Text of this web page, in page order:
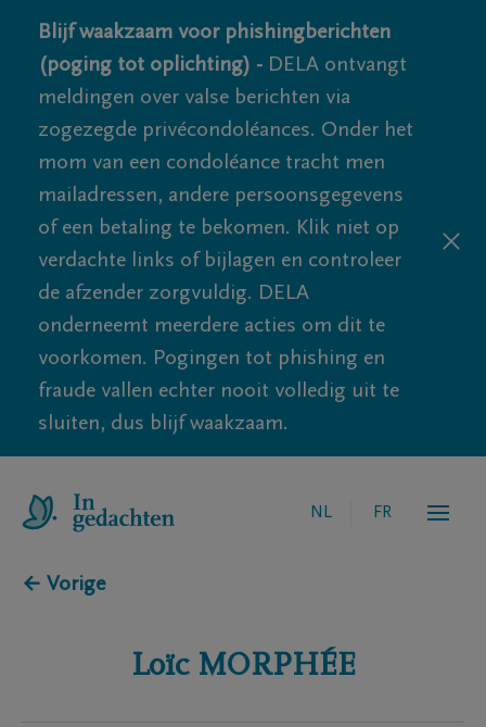
Blijf waakzaam voor phishingberichten
(poging tot oplichting) - DELA ontvangt
meldingen over valse berichten via
zogezegde privécondoléances. Onder het
mom van een condoléance tracht men
mailadressen, andere persoonsgegevens
of een betaling te bekomen. Klik niet op
verdachte links of bijlagen en controleer
de afzender zorgvuldig. DELA
onderneemt meerdere acties om dit te
voorkomen. Pogingen tot phishing en
fraude vallen echter nooit volledig uit te
sluiten, dus blijf waakzaam.
NL FR
← Vorige
Loïc MORPHÉE